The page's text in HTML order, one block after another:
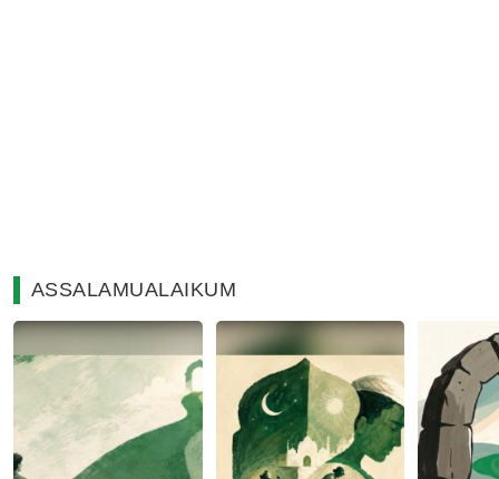
ASSALAMUALAIKUM